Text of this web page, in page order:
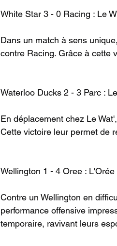
White Star 3 - 0 Racing : Le
Dans un match à sens
contre Racing. Grâce à cette
Waterloo Ducks 2 - 3 Parc :
En déplacement chez Le
Cette victoire leur permet de
Wellington 1 - 4 Oree :
Contre un Wellington en
performance offensive
temporaire, ravivant leurs